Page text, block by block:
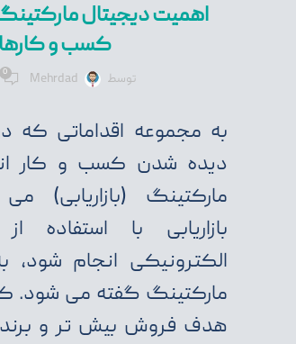
اهمیت دیجیتال مارکتینگ
کسب و کارها
توسط Mehrdad
0
به مجموعه اقداماتی
دیده شدن کسب و کار
مارکتینگ (بازاریابی)
بازاریابی با استفاده
الکترونیکی انجام شود،
مارکتینگ گفته می شود.
هدف فروش بیش تر و